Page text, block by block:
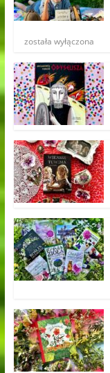
została wyłączona